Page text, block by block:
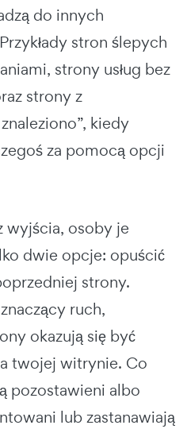
do innych
stron ślepych
strony usług bez
strony z
kiedy
za pomocą opcji
wyjścia, osoby je
dwie opcje: opuścić
strony.
ruch,
okazują się być
twojej witrynie. Co
pozostawieni albo
lub zastanawiają